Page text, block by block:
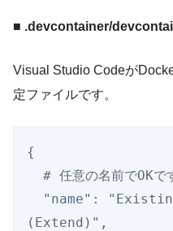
■ .devcontainer/
Visual Studio Codeが
定ファイルです。
{
(Extend)",